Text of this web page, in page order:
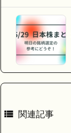
 関連記事